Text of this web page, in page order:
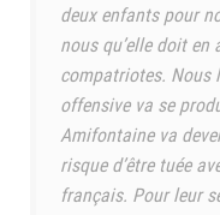
deux enfants pour
nous qu’elle doit en
compatriotes. Nous
offensive va se
Amifontaine va
risque d’être tuée
français. Pour leur